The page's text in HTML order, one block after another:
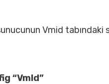
Vmid tabındaki
“VmId”